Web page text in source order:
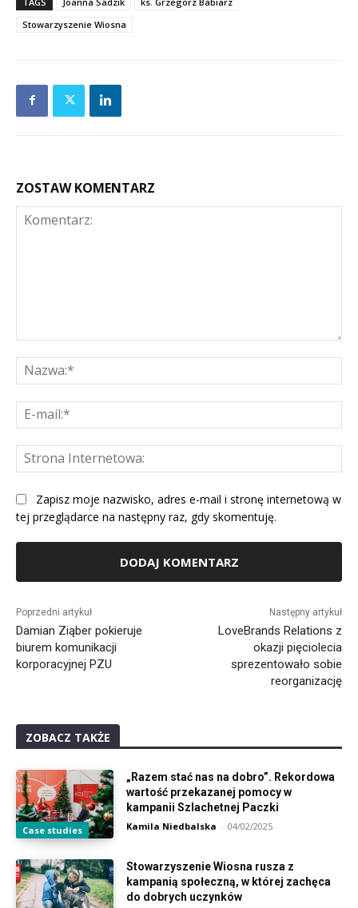
Stowarzyszenie Wiosna
ZOSTAW KOMENTARZ
Zapisz moje nazwisko, adres e-mail i stronę internetową w
tej przeglądarce na następny raz, gdy skomentuję.
Poprzedni artykuł
Damian Ziąber pokieruje
biurem komunikacji
korporacyjnej PZU
Następny artykuł
LoveBrands Relations z
okazji pięciolecia
sprezentowało sobie
reorganizację
ZOBACZ TAKŻE
Case studies
„Razem stać nas na dobro”. Rekordowa
wartość przekazanej pomocy w
kampanii Szlachetnej Paczki
Kamila Niedbalska - 04/02/2025
Stowarzyszenie Wiosna rusza z
kampanią społeczną, w której zachęca
do dobrych uczynków